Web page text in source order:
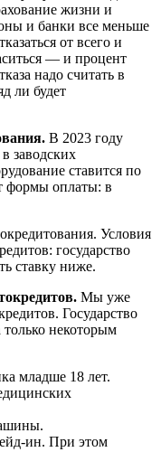
жизни и
и банки все меньше
от всего и
— и процент
надо считать в
ли будет
В 2023 году
заводских
ставится по
формы оплаты: в
Условия
государство
ставку ниже.
Мы уже
Государство
некоторым
младше 18 лет.
ин. При этом